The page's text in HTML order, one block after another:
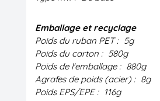
Emballage et recyclage
Poids du ruban PET : 5g
Poids du carton : 580g
Poids de l'emballage : 880g
Agrafes de poids (acier) : 8g
Poids EPS/EPE : 116g